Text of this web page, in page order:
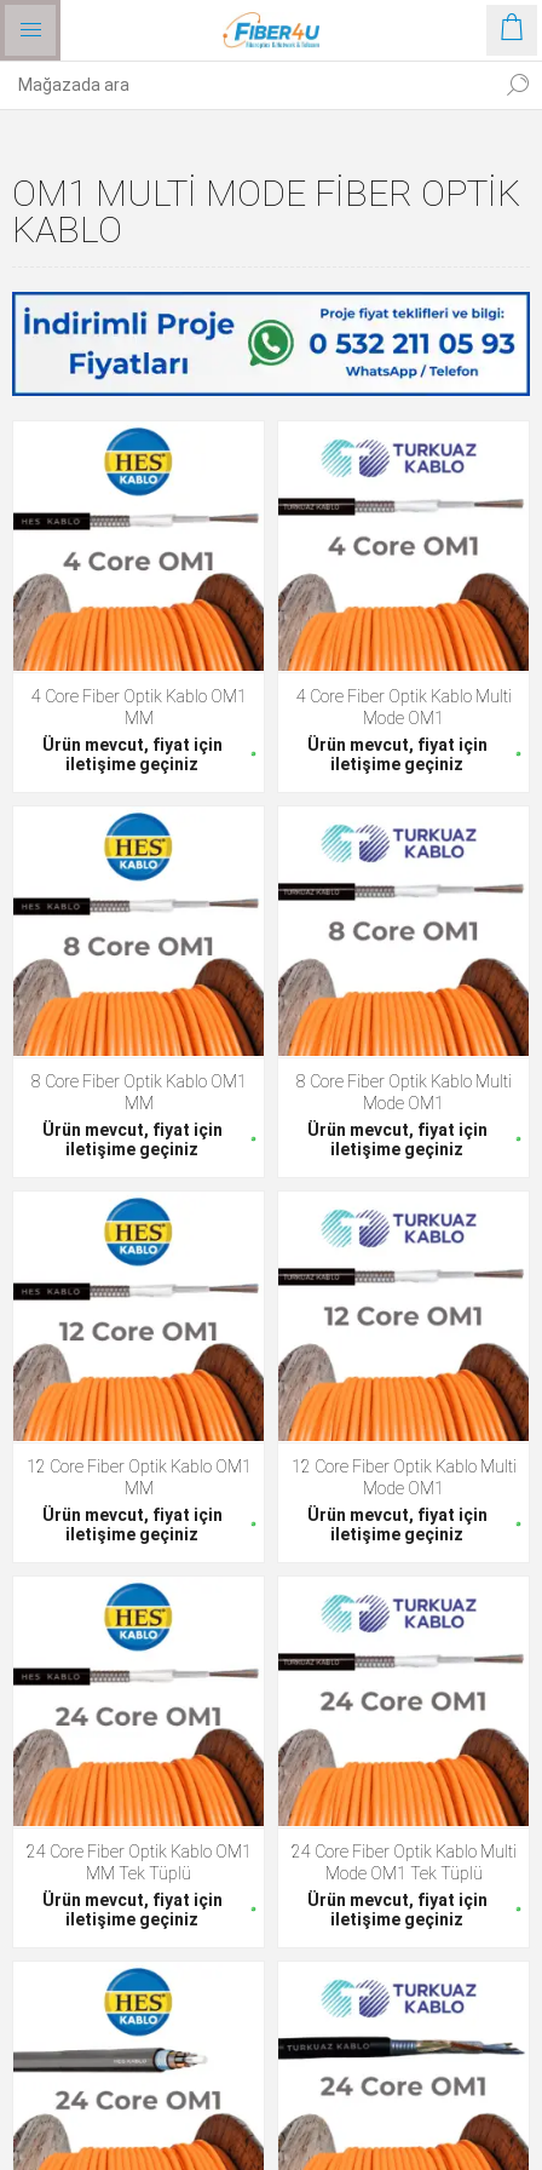
OM1 MULTI MODE FIBER OPTIK
KABLO
4 Core Fiber Optik Kablo OM1
MM
Ürün mevcut, fiyat için
iletişime geçiniz
4 Core Fiber Optik Kablo Multi
Mode OM1
Ürün mevcut, fiyat için
iletişime geçiniz
8 Core Fiber Optik Kablo OM1
MM
Ürün mevcut, fiyat için
iletişime geçiniz
8 Core Fiber Optik Kablo Multi
Mode OM1
Ürün mevcut, fiyat için
iletişime geçiniz
12 Core Fiber Optik Kablo OM1
MM
Ürün mevcut, fiyat için
iletişime geçiniz
12 Core Fiber Optik Kablo Multi
Mode OM1
Ürün mevcut, fiyat için
iletişime geçiniz
24 Core Fiber Optik Kablo OM1
MM Tek Tüplü
Ürün mevcut, fiyat için
iletişime geçiniz
24 Core Fiber Optik Kablo Multi
Mode OM1 Tek Tüplü
Ürün mevcut, fiyat için
iletişime geçiniz